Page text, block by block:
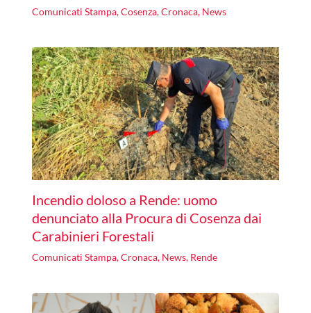
Comunicati Stampa,Cosenza,Cronaca, News
Incendio doloso a Rende: uomo
denunciato alla Procura di Cosenza dai
Carabinieri Forestali
Comunicati Stampa,Cronaca, News, Rende